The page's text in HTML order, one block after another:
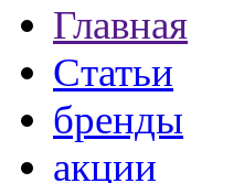
Главная
Статьи
бренды
акции